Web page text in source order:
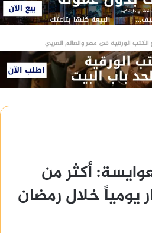
الورقية في مصر والعالم العربي
أكثر من